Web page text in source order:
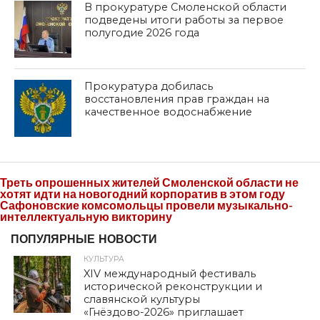
В прокуратуре Смоленской области
подведены итоги работы за первое
полугодие 2026 года
Прокуратура добилась
восстановления прав граждан на
качественное водоснабжение
Треть опрошенных жителей Смоленской области не
хотят идти на новогодний корпоратив в этом году
Сафоновские комсомольцы провели музыкально-
интеллектуальную викторину
ПОПУЛЯРНЫЕ НОВОСТИ
КУЛЬТУРА
XIV международный фестиваль
исторической реконструкции и
славянской культуры
«Гнёздово-2026» приглашает